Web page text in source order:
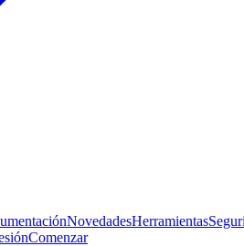
NovedadesHerramientas
Comenzar